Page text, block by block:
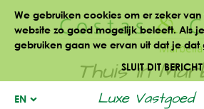
We gebruiken cookies om er zeker
website zo goed mogelijk beleeft. Als
gebruiken gaan we ervan uit dat je dat
SLUIT DIT BERICHT
Thuis in
Luxe Vastgoed
EN